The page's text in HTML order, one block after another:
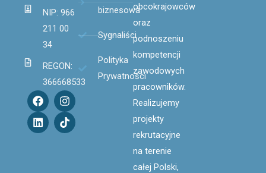
NIP: 966
211 00
34
REGON:
366668533
F
a
c
e
b
I
n
s
t
a
L
i
n
k
e
T
i
k
t
o
biznesowa
Sygnaliści
Polityka
Prywatności
obcokrajowców
oraz
podnoszeniu
kompetencji
zawodowych
pracowników.
Realizujemy
projekty
rekrutacyjne
na terenie
całej Polski,